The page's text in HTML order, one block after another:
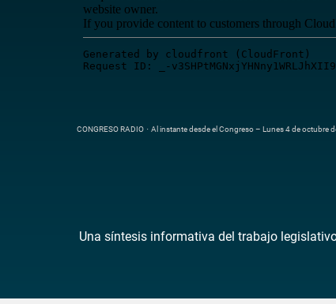
CONGRESO RADIO · Al instante desde el Congreso – Lunes 4 de octubre
Una síntesis informativa del trabajo